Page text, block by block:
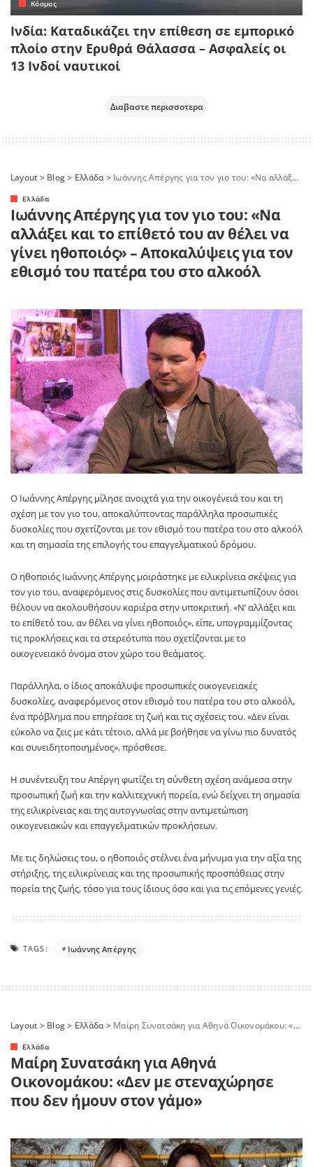
Κόσμος
Ινδία: Καταδικάζει την επίθεση σε εμπορικό
πλοίο στην Ερυθρά Θάλασσα – Ασφαλείς οι
13 Ινδοί ναυτικοί
Διαβαστε περισσοτερα
Layout > Blog> Ελλάδα> Ιωάννης Απέργης για τον γιο του: «Να αλλάξει και το επίθετό του αν θέλει να γίνει ηθοποιός» – Αποκαλύψεις για τον εθισμό του πατέρα του στο αλκοόλ
Ελλάδα
Ιωάννης Απέργης για τον γιο του: «Να
αλλάξει και το επίθετό του αν θέλει να
γίνει ηθοποιός» – Αποκαλύψεις για τον
εθισμό του πατέρα του στο αλκοόλ
Ο Ιωάννης Απέργης μίλησε ανοιχτά για την οικογένειά του και τη
σχέση με τον γιο του, αποκαλύπτοντας παράλληλα προσωπικές
δυσκολίες που σχετίζονται με τον εθισμό του πατέρα του στο αλκοόλ
και τη σημασία της επιλογής του επαγγελματικού δρόμου.
Ο ηθοποιός Ιωάννης Απέργης μοιράστηκε με ειλικρίνεια σκέψεις για
τον γιο του, αναφερόμενος στις δυσκολίες που αντιμετωπίζουν όσοι
θέλουν να ακολουθήσουν καριέρα στην υποκριτική. «Ν’ αλλάξει και
το επίθετό του, αν θέλει να γίνει ηθοποιός», είπε, υπογραμμίζοντας
τις προκλήσεις και τα στερεότυπα που σχετίζονται με το
οικογενειακό όνομα στον χώρο του θεάματος.
Παράλληλα, ο ίδιος αποκάλυψε προσωπικές οικογενειακές
δυσκολίες, αναφερόμενος στον εθισμό του πατέρα του στο αλκοόλ,
ένα πρόβλημα που επηρέασε τη ζωή και τις σχέσεις του. «Δεν είναι
εύκολο να ζεις με κάτι τέτοιο, αλλά με βοήθησε να γίνω πιο δυνατός
και συνειδητοποιημένος», πρόσθεσε.
Η συνέντευξη του Απέργη φωτίζει τη σύνθετη σχέση ανάμεσα στην
προσωπική ζωή και την καλλιτεχνική πορεία, ενώ δείχνει τη σημασία
της ειλικρίνειας και της αυτογνωσίας στην αντιμετώπιση
οικογενειακών και επαγγελματικών προκλήσεων.
Με τις δηλώσεις του, ο ηθοποιός στέλνει ένα μήνυμα για την αξία της
στήριξης, της ειλικρίνειας και της προσωπικής προσπάθειας στην
πορεία της ζωής, τόσο για τους ίδιους όσο και για τις επόμενες γενιές.
TAGS: Ιωάννης Απέργης
Layout > Blog> Ελλάδα> Μαίρη Συνατσάκη για Αθηνά Οικονομάκου: «Δεν με στεναχώρησε που δεν ήμουν στον γάμο»
Ελλάδα
Μαίρη Συνατσάκη για Αθηνά
Οικονομάκου: «Δεν με στεναχώρησε
που δεν ήμουν στον γάμο»